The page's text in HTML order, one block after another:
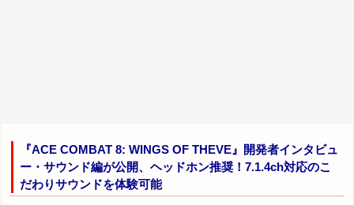
『ACE COMBAT 8: WINGS OF THEVE』開発者インタビュ
ー・サウンド編が公開、ヘッドホン推奨！7.1.4ch対応のこ
だわりサウンドを体験可能